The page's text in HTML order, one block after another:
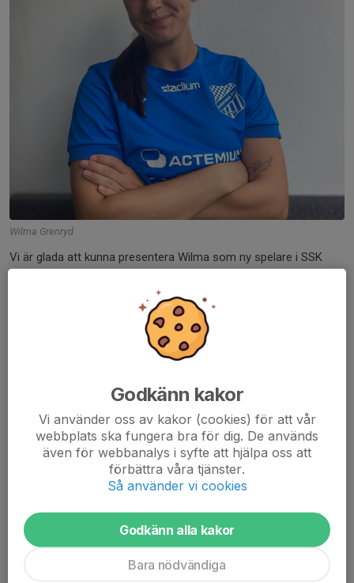
Wilma Grenryd
Vi är glada att kunna presentera Wilma som ny spelare i SSK
Wilma är en Nyköpingstjej som numera är bosatt i Linköping och
har Nyköping BIS som moderklubb.
Fotbollskarriären gick sen från Bissarna till LFCs...
Futsal / Futsal Dam
Fastställd seriesammansättning och
namnbyte till SFL Dam
Godkänn kakor
Vi använder oss av kakor (cookies) för att vår
webbplats ska fungera bra för dig. De används
även för webbanalys i syfte att hjälpa oss att
förbättra våra tjänster.
Så använder vi cookies
Godkänn alla kakor
Bara nödvändiga